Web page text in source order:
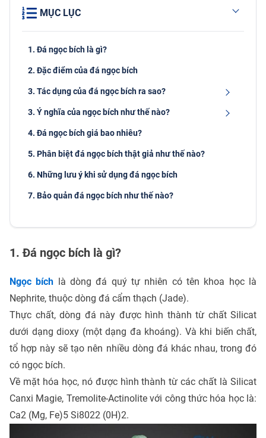
MỤC LỤC
1. Đá ngọc bích là gì?
2. Đặc điểm của đá ngọc bích
3. Tác dụng của đá ngọc bích ra sao?
3. Ý nghĩa của ngọc bích như thế nào?
4. Đá ngọc bích giá bao nhiêu?
5. Phân biệt đá ngọc bích thật giả như thế nào?
6. Những lưu ý khi sử dụng đá ngọc bích
7. Bảo quản đá ngọc bích như thế nào?
1. Đá ngọc bích là gì?
Ngọc bích là dòng đá quý tự nhiên có tên khoa học là
Nephrite, thuộc dòng đá cẩm thạch (Jade).
Thực chất, dòng đá này được hình thành từ chất Silicat
dưới dạng dioxy (một dạng đa khoáng). Và khi biến chất,
tổ hợp này sẽ tạo nên nhiều dòng đá khác nhau, trong đó
có ngọc bích.
Về mặt hóa học, nó được hình thành từ các chất là Silicat
Canxi Magie, Tremolite-Actinolite với công thức hóa học là:
Ca2 (Mg, Fe)5 Si8022 (0H)2.